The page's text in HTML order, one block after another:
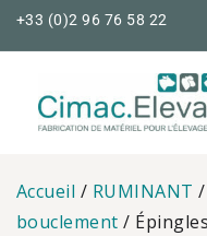
Skip+33 (0)2 96 76 58 22
Accueil / RUMINANT /
bouclement /